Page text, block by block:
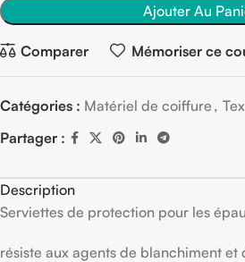
Ajouter Au
Comparer Mémoriser ce
Catégories : Matériel de coiffure ,
Partager :
Description
Serviettes de protection pour les
résiste aux agents de blanchiment et